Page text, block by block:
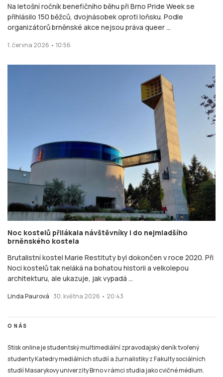
Na letošní ročník benefičního běhu při Brno Pride Week se
přihlásilo 150 běžců, dvojnásobek oproti loňsku. Podle
organizátorů brněnské akce nejsou práva queer ...
1. června 2026 • 10:56
Noc kostelů přilákala návštěvníky i do nejmladšího
brněnského kostela
Brutalistní kostel Marie Restituty byl dokončen v roce 2020. Při
Noci kostelů tak neláká na bohatou historii a velkolepou
architekturu, ale ukazuje, jak vypadá ...
Linda Paurová 30. května 2026 • 20:43
O NÁS
Stisk online je studentský multimediální zpravodajský deník tvořený
studenty Katedry mediálních studií a žurnalistiky z Fakulty sociálních
studií Masarykovy univerzity Brno v rámci studia jako cvičné médium.